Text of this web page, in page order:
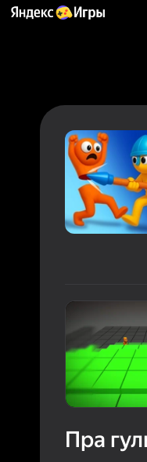
Пра